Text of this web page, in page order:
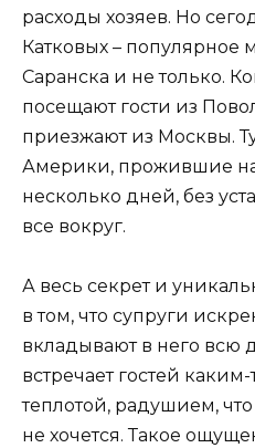
расходы хозяев. Но
Катковых – популярное
Саранска и не только.
посещают гости из
приезжают из Москвы.
Америки, прожившие на
несколько дней, без
все вокруг.
А весь секрет и
в том, что супруги
вкладывают в него всю
встречает гостей
теплотой, радушием,
не хочется. Такое